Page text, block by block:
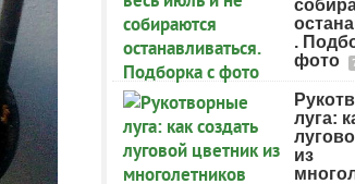
.
фото
луга:
из